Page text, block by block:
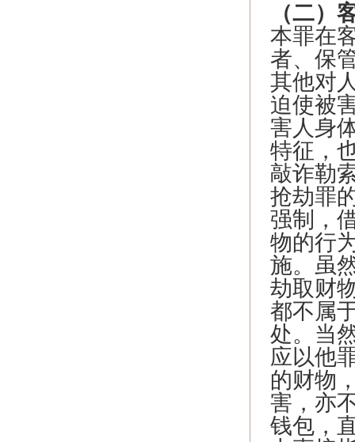
（二）
本罪在
者、保
其他对
迫使被
害人身
特征，
敲诈勒
抢劫罪
强制，
物的行
施。虽
劫取财
都不属
处。当
应以他
的财物
害，亦
钱包，